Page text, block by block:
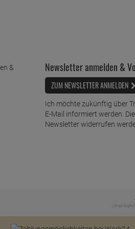
Newsletter anmelden &
ZUM NEWSLETTER ANMELDEN
Ich möchte zukünftig über
E-Mail informiert werden.
Newsletter widerrufen